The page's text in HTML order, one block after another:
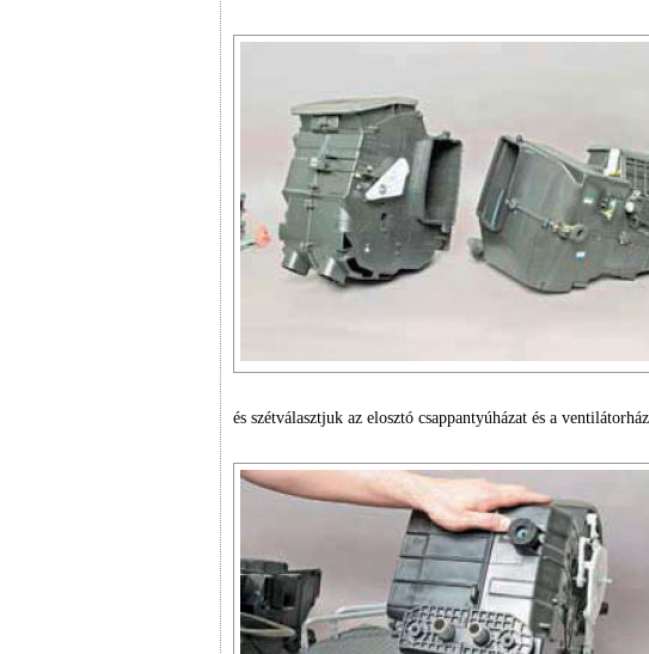
és szétválasztjuk az elosztó csappantyúházat és a